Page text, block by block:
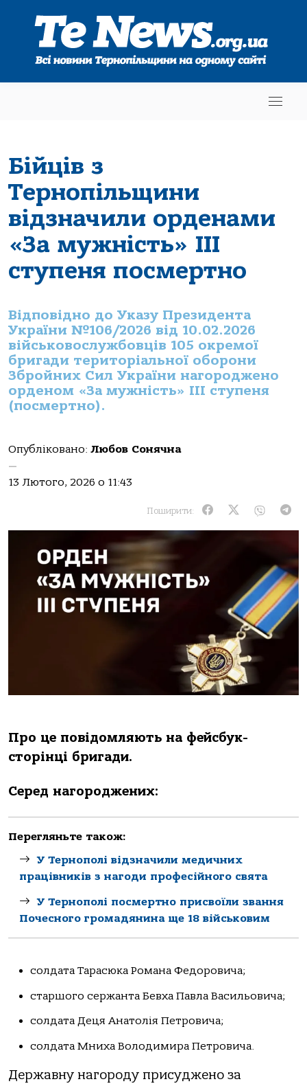
Бійців з
Тернопільщини
відзначили орденами
«За мужність» ІІІ
ступеня посмертно
Відповідно до Указу Президента
України №106/2026 від 10.02.2026
військовослужбовців 105 окремої
бригади територіальної оборони
Збройних Сил України нагороджено
орденом «За мужність» ІІІ ступеня
(посмертно).
Опубліковано: Любов Сонячна
—
13 Лютого, 2026 о 11:43
Поширити:
Про це повідомляють на фейсбук-
сторінці бригади.
Серед нагороджених:
Перегляньте також:
У Тернополі відзначили медичних
працівників з нагоди професійного свята
У Тернополі посмертно присвоїли звання
Почесного громадянина ще 18 військовим
солдата Тарасюка Романа Федоровича;
старшого сержанта Бевха Павла Васильовича;
солдата Деця Анатолія Петровича;
солдата Мниха Володимира Петровича.
Державну нагороду присуджено за